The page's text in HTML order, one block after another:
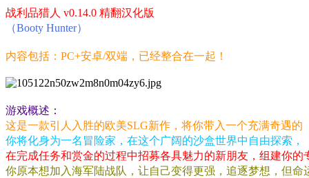
战利品猎人 v0.14.0 精翻汉化版
（Booty Hunter）
内容包括：PC+安卓/双端，已经整合在一起！
游戏概述：
这是一款引人入胜的欧美SLG新作，将你带入一个充满奇遇的
你将化身为一名冒险家，在这个广阔的沙盒世界中自由探索，
在完成任务和赏金的过程中招募各具魅力的新朋友，组建你的
你原本想加入海军陆战队，让自己变得更强，追逐梦想，但命